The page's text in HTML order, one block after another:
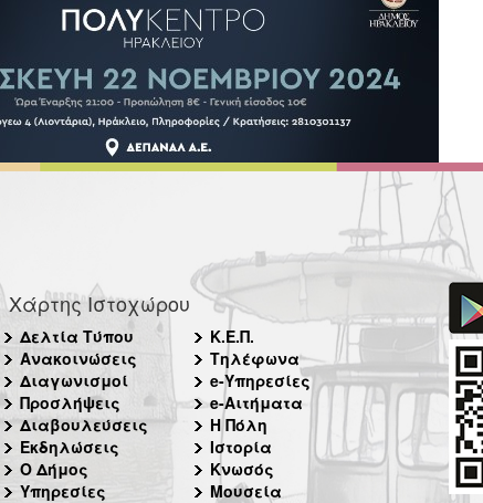
Χάρτης Ιστοχώρου
Δελτία Τύπου
Ανακοινώσεις
Διαγωνισμοί
Προσλήψεις
Διαβουλεύσεις
Εκδηλώσεις
Ο Δήμος
Υπηρεσίες
Κ.Ε.Π.
Τηλέφωνα
e-Υπηρεσίες
e-Αιτήματα
Η Πόλη
Ιστορία
Κνωσός
Μουσεία